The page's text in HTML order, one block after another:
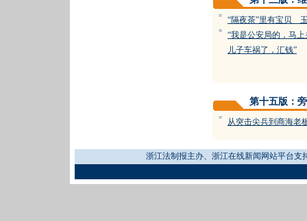
= “隔夜茶”里有宝贝
=
“我是公安局的，马
儿子车祸了，汇钱”
第十五版：
= 从突击尖兵到商海老
浙江法制报主办、浙江在线新闻网站平台